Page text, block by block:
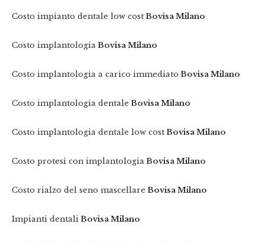
Costo impianto dentale low cost Bovisa Milano
Costo implantologia Bovisa Milano
Costo implantologia a carico immediato Bovisa Milano
Costo implantologia dentale Bovisa Milano
Costo implantologia dentale low cost Bovisa Milano
Costo protesi con implantologia Bovisa Milano
Costo rialzo del seno mascellare Bovisa Milano
Impianti dentali Bovisa Milano